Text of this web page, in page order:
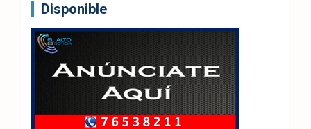
Disponible